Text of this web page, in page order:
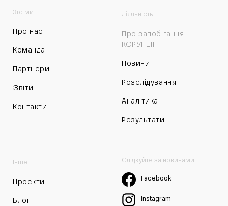
Хто ми
Про нас
Команда
Партнери
Звіти
Контакти
Діяльність
Про запобігання
КОРУПЦІЇ:
Новини
Розслідування
Аналітика
Результати
Інше
Проєкти
Блог
Слідкуйте за новинами
Facebook
Instagram